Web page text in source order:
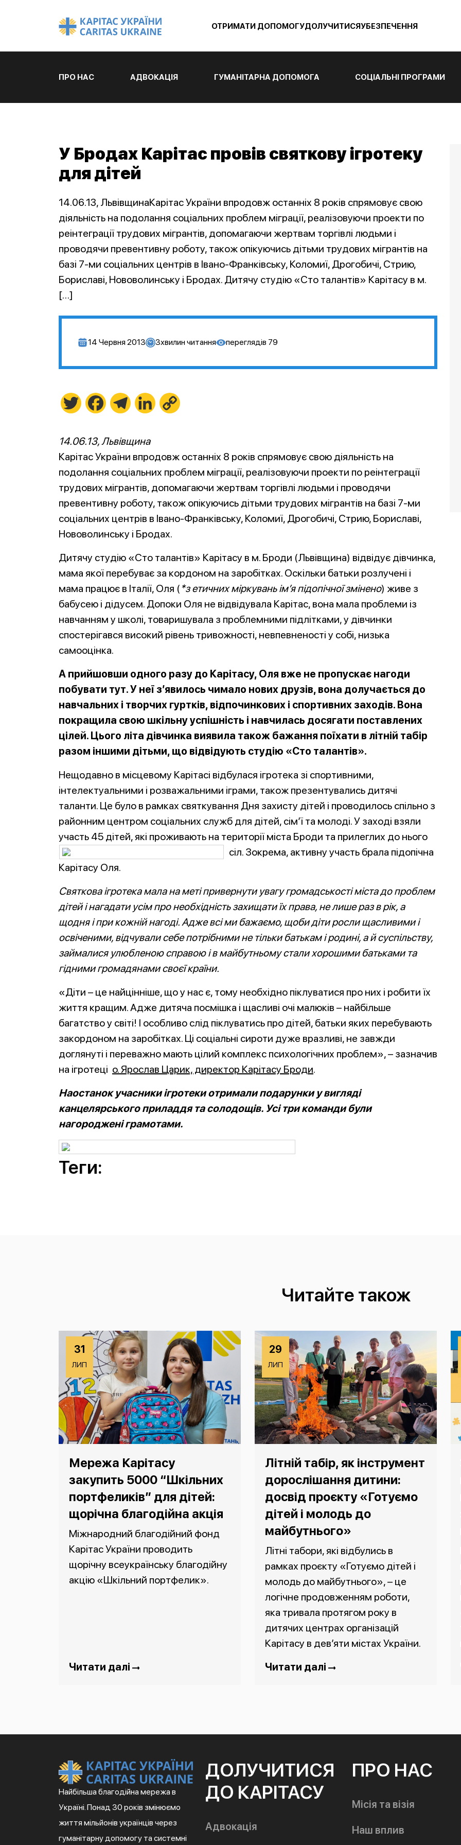
ОТРИМАТИ ДОПОМОГУДОЛУЧИТИСЯУБЕЗПЕЧЕННЯ
ПРО НАС АДВОКАЦІЯ ГУМАНІТАРНА ДОПОМОГА СОЦІАЛЬНІ ПРОГРАМИ
У Бродах Карітас провів святкову ігротеку
для дітей
14.06.13, ЛьвівщинаКарітас України впродовж останніх 8 років спрямовує свою
діяльність на подолання соціальних проблем міграції, реалізовуючи проекти по
реінтеграції трудових мігрантів, допомагаючи жертвам торгівлі людьми і
проводячи превентивну роботу, також опікуючись дітьми трудових мігрантів на
базі 7-ми соціальних центрів в Івано-Франківську, Коломиї, Дрогобичі, Стрию,
Бориславі, Нововолинську і Бродах. Дитячу студію «Сто талантів» Карітасу в м.
[…]
14 Червня 2013 3хвилин читання переглядів 79
Twitter FacebookTelegramLinkedIn
14.06.13, Львівщина
Карітас України впродовж останніх 8 років спрямовує свою діяльність на
подолання соціальних проблем міграції, реалізовуючи проекти по реінтеграції
трудових мігрантів, допомагаючи жертвам торгівлі людьми і проводячи
превентивну роботу, також опікуючись дітьми трудових мігрантів на базі 7-ми
соціальних центрів в Івано-Франківську, Коломиї, Дрогобичі, Стрию, Бориславі,
Нововолинську і Бродах.
Дитячу студію «Сто талантів» Карітасу в м. Броди (Львівщина) відвідує дівчинка,
мама якої перебуває за кордоном на заробітках. Оскільки батьки розлучені і
мама працює в Італії, Оля (*з етичних міркувань ім’я підопічної змінено) живе з
бабусею і дідусем. Допоки Оля не відвідувала Карітас, вона мала проблеми із
навчанням у школі, товаришувала з проблемними підлітками, у дівчинки
спостерігався високий рівень тривожності, невпевненості у собі, низька
самооцінка.
А прийшовши одного разу до Карітасу, Оля вже не пропускає нагоди
побувати тут. У неї з’явилось чимало нових друзів, вона долучається до
навчальних і творчих гуртків, відпочинкових і спортивних заходів. Вона
покращила свою шкільну успішність і навчилась досягати поставлених
цілей. Цього літа дівчинка виявила також бажання поїхати в літній табір
разом іншими дітьми, що відвідують студію «Сто талантів».
Нещодавно в місцевому Карітасі відбулася ігротека зі спортивними,
інтелектуальними і розважальними іграми, також презентувались дитячі
таланти. Це було в рамках святкування Дня захисту дітей і проводилось спільно з
районним центром соціальних служб для дітей, сім’ї та молоді. У заході взяли
участь 45 дітей, які проживають на території міста Броди та прилеглих до нього
сіл. Зокрема, активну участь брала підопічна
Карітасу Оля.
Святкова ігротека мала на меті привернути увагу громадськості міста до проблем
дітей і нагадати усім про необхідність захищати їх права, не лише раз в рік, а
щодня і при кожній нагоді. Адже всі ми бажаємо, щоби діти росли щасливими і
освіченими, відчували себе потрібними не тільки батькам і родині, а й суспільству,
займалися улюбленою справою і в майбутньому стали хорошими батьками та
гідними громадянами своєї країни.
«Діти – це найцінніше, що у нас є, тому необхідно піклуватися про них і робити їх
життя кращим. Адже дитяча посмішка і щасливі очі малюків – найбільше
багатство у світі! І особливо слід піклуватись про дітей, батьки яких перебувають
закордоном на заробітках. Ці соціальні сироти дуже вразливі, не завжди
доглянуті і переважно мають цілий комплекс психологічних проблем», – зазначив
на ігротеці о. Ярослав Царик, директор Карітасу Броди.
Наостанок учасники ігротеки отримали подарунки у вигляді
канцелярського приладдя та солодощів. Усі три команди були
нагороджені грамотами.
Теги:
Читайте також
31
ЛИП
Мережа Карітасу
закупить 5000 “Шкільних
портфеликів” для дітей:
щорічна благодійна акція
Міжнародний благодійний фонд
Карітас України проводить
щорічну всеукраїнську благодійну
акцію «Шкільний портфелик».
Читати далі
29
ЛИП
Літній табір, як інструмент
дорослішання дитини:
досвід проєкту «Готуємо
дітей і молодь до
майбутнього»
Літні табори, які відбулись в
рамках проєкту «Готуємо дітей і
молодь до майбутнього», – це
логічне продовженням роботи,
яка тривала протягом року в
дитячих центрах організацій
Карітасу в дев’яти містах України.
Читати далі
Найбільша благодійна мережа в
Україні. Понад 30 років змінюємо
життя мільйонів українців через
гуманітарну допомогу та системні
ДОЛУЧИТИСЯ
ДО КАРІТАСУ
Адвокація
ПРО НАС
Місія та візія
Наш вплив